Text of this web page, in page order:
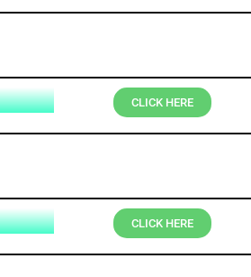
CLICK HERE
CLICK HERE